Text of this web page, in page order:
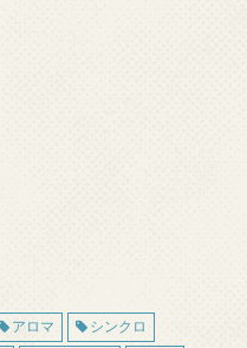
アロマ
シンクロ